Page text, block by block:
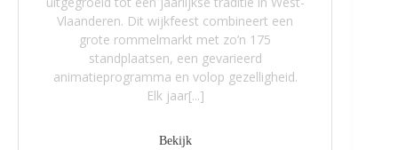
Vlaanderen. Dit wijkfeest combineert een
grote rommelmarkt met zo’n 175
standplaatsen, een gevarieerd
animatieprogramma en volop gezelligheid.
Elk jaar[...]
Bekijk